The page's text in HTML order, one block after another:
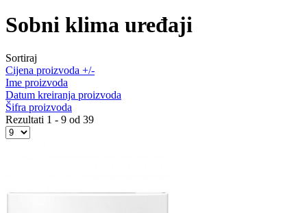
Sobni klima uređaji
Sortiraj
Cijena proizvoda +/-
Ime proizvoda
Datum kreiranja proizvoda
Šifra proizvoda
Rezultati 1 - 9 od 39